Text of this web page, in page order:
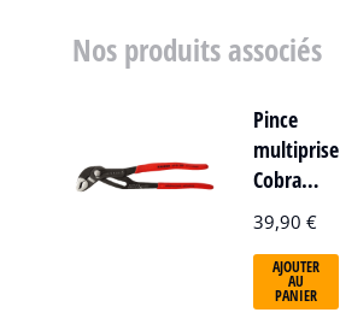
Nos produits associés
Pince
multiprise
Cobra…
39,90 €
AJOUTER
AU
PANIER